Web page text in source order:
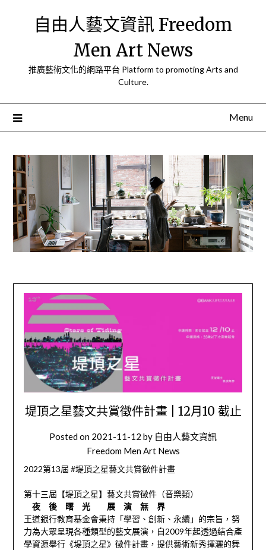
自由人藝文資訊 Freedom
Men Art News
推廣藝術文化的網路平台 Platform to promoting Arts and
Culture.
Menu
堤頂之星藝文共賞徵件計畫 | 12月10 截止
Posted on 2021-11-12 by 自由人藝文資訊
Freedom Men Art News
2022第13屆 #堤頂之星藝文共賞徵件計畫
第十三屆【堤頂之星】藝文共賞徵件（音樂類）
夜 後 曙 光 展 演 無 界
王道銀行教育基金會秉持「學習、創新、永續」的宗旨，努
力為大眾呈現各種類型的藝文展演，自2009年起透過結合產
學資源舉行《堤頂之星》徵件計畫，提供藝術新秀揮灑的舞